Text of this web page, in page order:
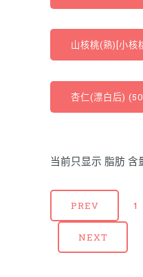
山核桃(熟)[小核
杏仁(漂白后)
当前只显示 脂肪
PREV 1
NEXT